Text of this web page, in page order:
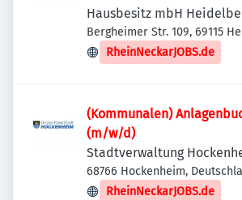
Hausbesitz mbH
Bergheimer Str. 109, 69115
Deutschland
RheinNeckarJOBS.de
(Kommunalen)
(m/w/d)
Stadtverwaltung
68766 Hockenheim,
RheinNeckarJOBS.de